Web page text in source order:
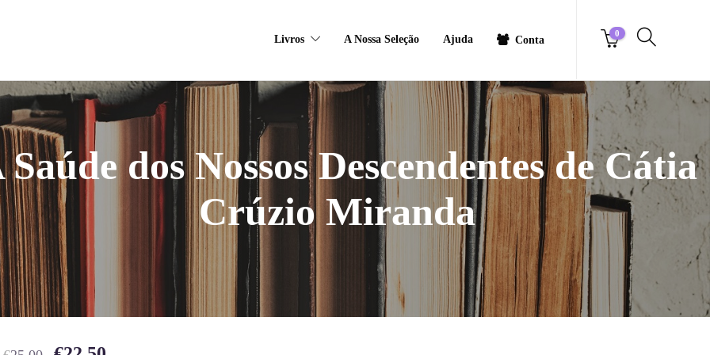
Livros A Nossa Seleção Ajuda Conta
0
Saúde dos Nossos Descendentes de Cátia
Crúzio Miranda